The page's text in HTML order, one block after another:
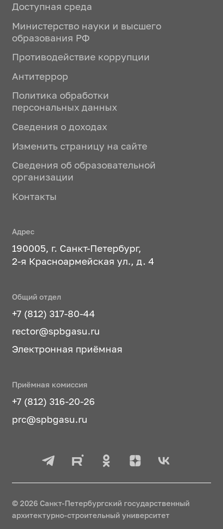
Доступная среда
Министерство науки и высшего
образования РФ
Противодействие коррупции
Антитеррор
Политика обработки
персональных данных
Сведения о доходах
Изменить страницу на сайте
Сведения об образовательной
организации
Контакты
Адрес
190005, г. Санкт-Петербург,
2-я Красноармейская ул., д. 4
Общий отдел
+7 (812) 317-80-44
rector@spbgasu.ru
Электронная приёмная
Приёмная комиссия
+7 (812) 316-20-26
prc@spbgasu.ru
© 2026 Санкт-Петербургский государственный
архитектурно-строительный университет